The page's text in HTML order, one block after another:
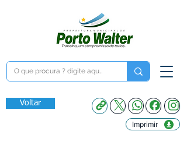
Voltar
Imprimir